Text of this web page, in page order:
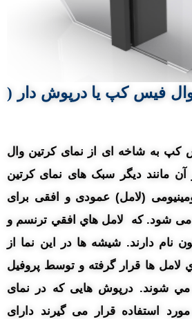
فیس کپ یادرپوش دار (
کپ به شاخه ای از نمای کرتین وال
مانند دیگر سبک های نمای کرتین
(لامل) عمودی و افقی برای
می شود. که لامل هاي افقي ترنسم و
نام دارند. شيشه ها در اين نما از
ها قرار گرفته و توسط پروفيل
شوند. درپوش هایی که در نمای
استفاده قرار می گیرند دارای